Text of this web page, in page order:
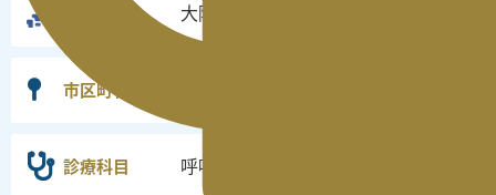
大阪府
市区町村
診療科目 呼吸器内科